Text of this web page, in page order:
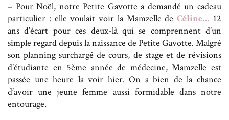
– Pour Noël, notre Petite Gavotte a demandé un cadeau
particulier : elle voulait voir la Mamzelle deCéline… 12
ans d’écart pour ces deux-là qui se comprennent d’un
simple regard depuis la naissance de Petite Gavotte. Malgré
son planning surchargé de cours, de stage et de révisions
d’étudiante en 5ème année de médecine, Mamzelle est
passée une heure la voir hier. On a bien de la chance
d’avoir une jeune femme aussi formidable dans notre
entourage.